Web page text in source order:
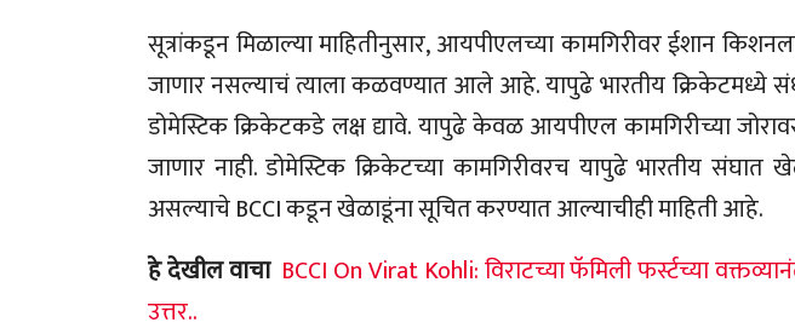
सूत्रांकडून मिळाल्या माहितीनुसार, आयपीएलच्या कामगिरीवर ईशान
जाणार नसल्याचं त्याला कळवण्यात आले आहे. यापुढे भारतीय क्रिकेटमध्ये
डोमेस्टिक क्रिकेटकडे लक्ष द्यावे. यापुढे केवळ आयपीएल कामगिरीच्या
जाणार नाही. डोमेस्टिक क्रिकेटच्या कामगिरीवरच यापुढे भारतीय संघात
असल्याचे BCCI कडून खेळाडूंना सूचित करण्यात आल्याचीही माहिती आहे.
हे देखील वाचा BCCI On Virat Kohli: विराटच्या फॅमिली फर्स्टच्या
उत्तर..